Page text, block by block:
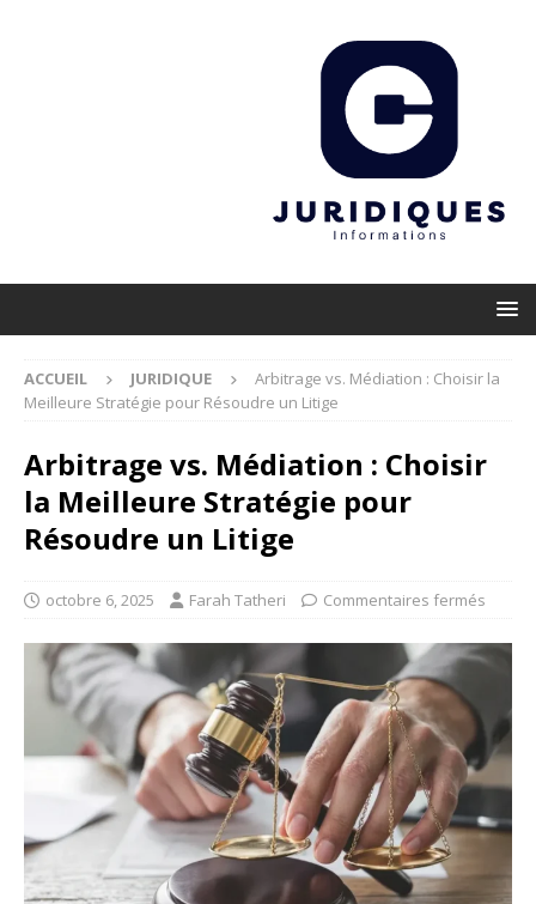
ACCUEIL JURIDIQUE
Arbitrage vs. Médiation : Choisir la
Meilleure Stratégie pour Résoudre un Litige
Arbitrage vs. Médiation : Choisir
la Meilleure Stratégie pour
Résoudre un Litige
octobre 6, 2025 Farah Tatheri Commentaires fermés